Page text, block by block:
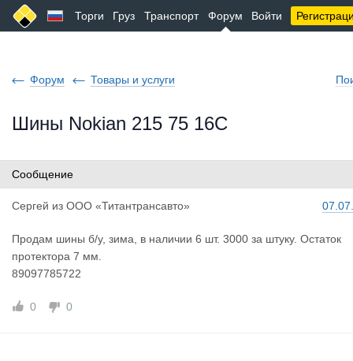
Торги Груз Транспорт Форум Войти
Форум Товары и услуги
Шины Nokian 215 75 16C
Сообщение
Сергей из ООО «Титантрансавто»
Продам шины б/у, зима, в наличии 6 шт. 3000 за штуку. Остаток
протектора 7 мм.
89097785722
0 0